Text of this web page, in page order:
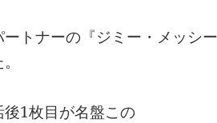
ートナーの『ジミー・メッシ
後1枚目が名盤この